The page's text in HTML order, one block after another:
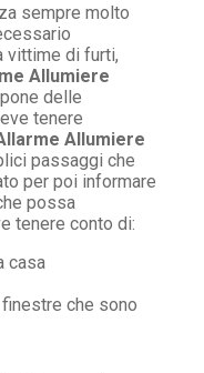
sempre molto
vittime di furti,
Allumiere
delle
tenere
Allumiere
passaggi che
per poi informare
possa
tenere conto di:
casa
che sono